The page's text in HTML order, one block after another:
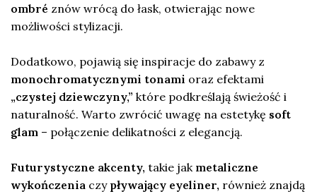
ombré znów wrócą do łask, otwierając nowe
możliwości stylizacji.
Dodatkowo, pojawią się inspiracje do zabawy z
monochromatycznymi tonami oraz efektami
„czystej dziewczyny,” które podkreślają świeżość i
naturalność. Warto zwrócić uwagę na estetykę soft
glam – połączenie delikatności z elegancją.
Futurystyczne akcenty, takie jak metaliczne
wykończenia czy pływający eyeliner, również znajdą